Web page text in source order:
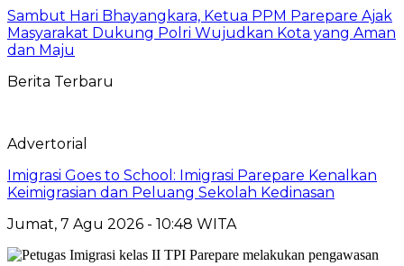
Sambut Hari Bhayangkara, Ketua PPM Parepare Ajak
Masyarakat Dukung Polri Wujudkan Kota yang Aman
dan Maju
Berita Terbaru
Advertorial
Imigrasi Goes to School: Imigrasi Parepare Kenalkan
Keimigrasian dan Peluang Sekolah Kedinasan
Jumat, 7 Agu 2026 - 10:48 WITA